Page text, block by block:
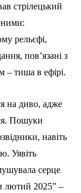
стрілецький
рельєфі,
пов’язані з
– тиша в ефірі.
на диво, адже
Пошуки
навіть
Уявіть
серце
лютий 2025” –